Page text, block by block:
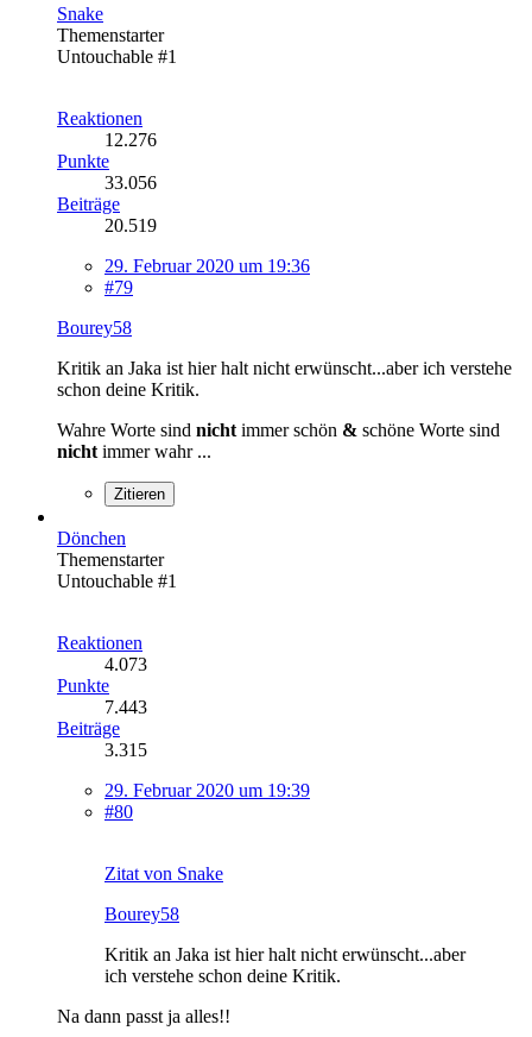
Snake
Themenstarter
Untouchable #1
Reaktionen
12.276
Punkte
33.056
Beiträge
20.519
29. Februar 2020 um 19:36
#79
Bourey58
Kritik an Jaka ist hier halt nicht erwünscht...aber ich verstehe
schon deine Kritik.
Wahre Worte sind nicht immer schön & schöne Worte sind
nicht immer wahr ...
Zitieren
Dönchen
Themenstarter
Untouchable #1
Reaktionen
4.073
Punkte
7.443
Beiträge
3.315
29. Februar 2020 um 19:39
#80
Zitat von Snake
Bourey58
Kritik an Jaka ist hier halt nicht erwünscht...aber
ich verstehe schon deine Kritik.
Na dann passt ja alles!!